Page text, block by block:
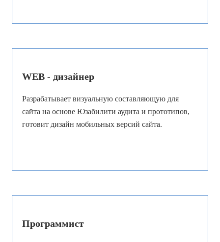
WEB - дизайнер
Разрабатывает визуальную составляющую для
сайта на основе Юзабилити аудита и прототипов,
готовит дизайн мобильных версий сайта.
Программист